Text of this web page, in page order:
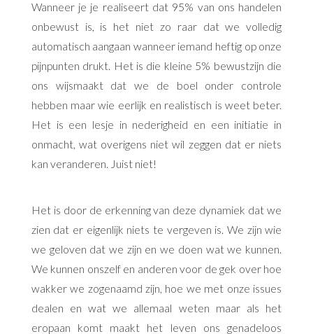
Wanneer je je realiseert dat 95% van ons handelen
onbewust is, is het niet zo raar dat we volledig
automatisch aangaan wanneer iemand heftig op onze
pijnpunten drukt. Het is die kleine 5% bewustzijn die
ons wijsmaakt dat we de boel onder controle
hebben maar wie eerlijk en realistisch is weet beter.
Het is een lesje in nederigheid en een initiatie in
onmacht, wat overigens niet wil zeggen dat er niets
kan veranderen. Juist niet!
Het is door de erkenning van deze dynamiek dat we
zien dat er eigenlijk niets te vergeven is. We zijn wie
we geloven dat we zijn en we doen wat we kunnen.
We kunnen onszelf en anderen voor de gek over hoe
wakker we zogenaamd zijn, hoe we met onze issues
dealen en wat we allemaal weten maar als het
eropaan komt maakt het leven ons genadeloos